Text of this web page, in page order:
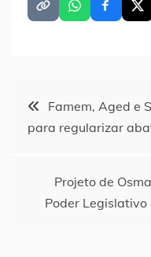
Navegação
de
Famem, Aged e
para regularizar
Projeto de
Poder Legislativo